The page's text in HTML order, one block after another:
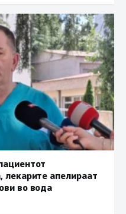
лекарите апелираат
во вода